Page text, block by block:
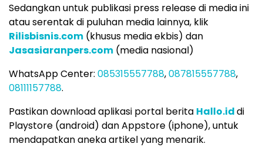
Sedangkan untuk publikasi press release di media ini
atau serentak di puluhan media lainnya, klik
Rilisbisnis.com (khusus media ekbis) dan
Jasasiaranpers.com (media nasional)
WhatsApp Center: 085315557788,087815557788,
08111157788.
Pastikan download aplikasi portal berita Hallo.iddi
Playstore (android) dan Appstore (iphone), untuk
mendapatkan aneka artikel yang menarik.